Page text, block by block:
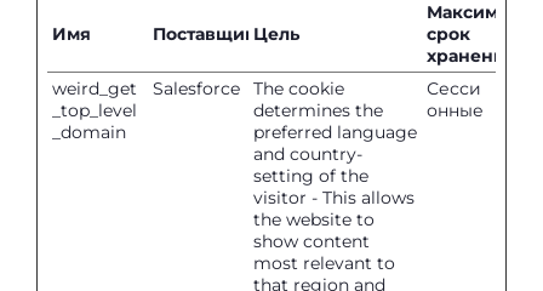
Имя ПоставщикЦель
срок
хранения
weird_get
_top_level
_domain
Salesforce
The cookie
determines the
preferred language
and country-
setting of the
visitor - This allows
the website to
show content
most relevant to
that region and
Сесси
онные